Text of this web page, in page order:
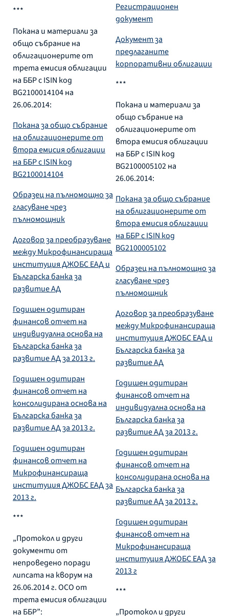
***
Покана и материали за
общо събрание на
облигационерите от
трета емисия облигации
на ББР с ISIN код
BG2100014104 на
26.06.2014:
Покана за общо събрание
на облигационерите от
втора емисия облигации
на ББР с ISIN код
BG2100014104
Образец на пълномощно за
гласуване чрез
пълномощник
Договор за преобразуване
между Микрофинансираща
институция ДЖОБС ЕАД и
Българска банка за
развитие АД
Годишен одитиран
финансов отчет на
индивидуална основа на
Българска банка за
развитие АД за 2013 г.
Годишен одитиран
финансов отчет на
консолидирана основа на
Българска банка за
развитие АД за 2013 г.
Годишен одитиран
финансов отчет на
Микрофинансираща
институция ДЖОБС ЕАД за
2013 г.
***
„Протокол и други
документи от
непроведено поради
липсата на кворум на
26.06.2014 г. ОСО от
трета емисия облигации
на ББР”:
Регистрационен
документ
Документ за
предлаганите
корпоративни облигации
***
Покана и материали за
общо събрание на
облигационерите от
втора емисия облигации
на ББР с ISIN код
BG2100005102 на
26.06.2014:
Покана за общо събрание
на облигационерите от
втора емисия облигации
на ББР с ISIN код
BG2100005102
Образец на пълномощно за
гласуване чрез
пълномощник
Договор за преобразуване
между Микрофинансираща
институция ДЖОБС ЕАД и
Българска банка за
развитие АД
Годишен одитиран
финансов отчет на
индивидуална основа на
Българска банка за
развитие АД за 2013 г.
Годишен одитиран
финансов отчет на
консолидирана основа на
Българска банка за
развитие АД за 2013 г.
Годишен одитиран
финансов отчет на
Микрофинансираща
институция ДЖОБС ЕАД за
2013 г
***
„Протокол и други